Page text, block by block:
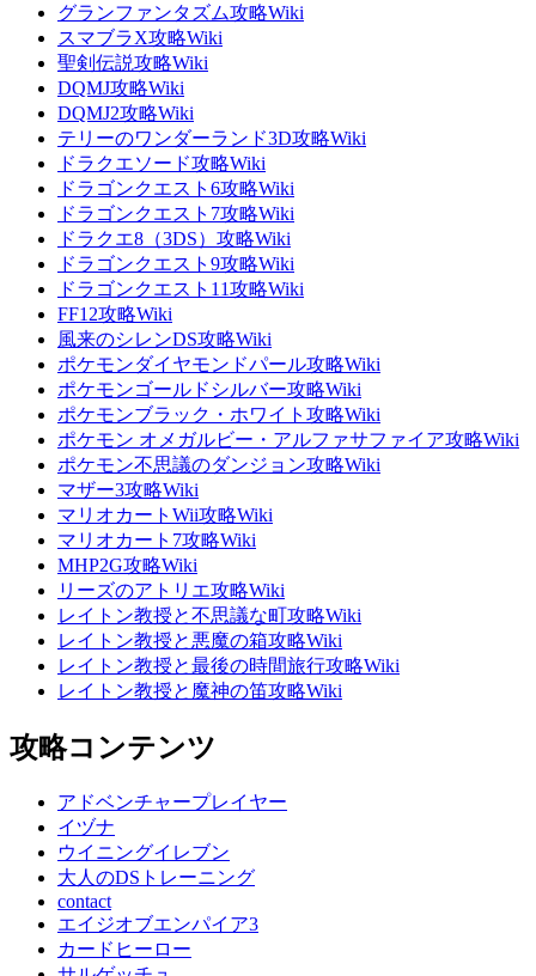
グランファンタズム攻略Wiki
スマブラX攻略Wiki
聖剣伝説攻略Wiki
DQMJ攻略Wiki
DQMJ2攻略Wiki
テリーのワンダーランド3D攻略Wiki
ドラクエソード攻略Wiki
ドラゴンクエスト6攻略Wiki
ドラゴンクエスト7攻略Wiki
ドラクエ8（3DS）攻略Wiki
ドラゴンクエスト9攻略Wiki
ドラゴンクエスト11攻略Wiki
FF12攻略Wiki
風来のシレンDS攻略Wiki
ポケモンダイヤモンドパール攻略Wiki
ポケモンゴールドシルバー攻略Wiki
ポケモンブラック・ホワイト攻略Wiki
ポケモン オメガルビー・アルファサファイア攻略Wiki
ポケモン不思議のダンジョン攻略Wiki
マザー3攻略Wiki
マリオカートWii攻略Wiki
マリオカート7攻略Wiki
MHP2G攻略Wiki
リーズのアトリエ攻略Wiki
レイトン教授と不思議な町攻略Wiki
レイトン教授と悪魔の箱攻略Wiki
レイトン教授と最後の時間旅行攻略Wiki
レイトン教授と魔神の笛攻略Wiki
攻略コンテンツ
アドベンチャープレイヤー
イヅナ
ウイニングイレブン
大人のDSトレーニング
contact
エイジオブエンパイア3
カードヒーロー